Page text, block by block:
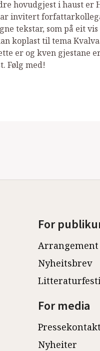
hovudgjest i haust er
invitert
tekstar, som på eit vis
koplast til tema
er og kven gjestane
Følg med!
For
Nyheitsbrev
For media
Nyheiter